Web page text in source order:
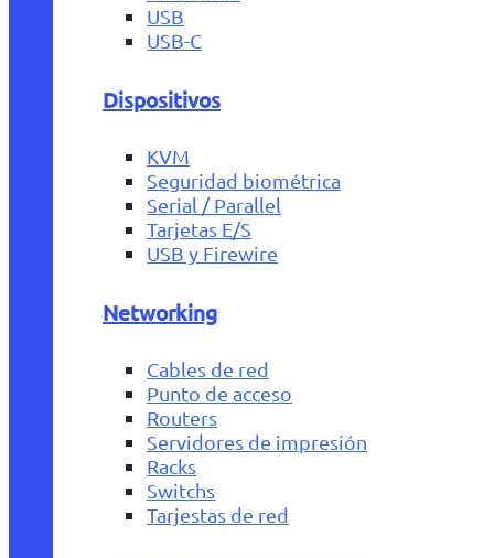
USB
USB-C
Dispositivos
KVM
Seguridad biométrica
Serial / Parallel
Tarjetas E/S
USB y Firewire
Networking
Cables de red
Punto de acceso
Routers
Servidores de impresión
Racks
Switchs
Tarjestas de red